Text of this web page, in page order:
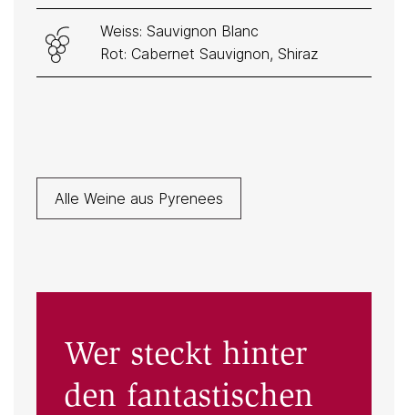
Weiss: Sauvignon Blanc
Rot: Cabernet Sauvignon, Shiraz
Alle Weine aus Pyrenees
Wer steckt hinter
den fantastischen